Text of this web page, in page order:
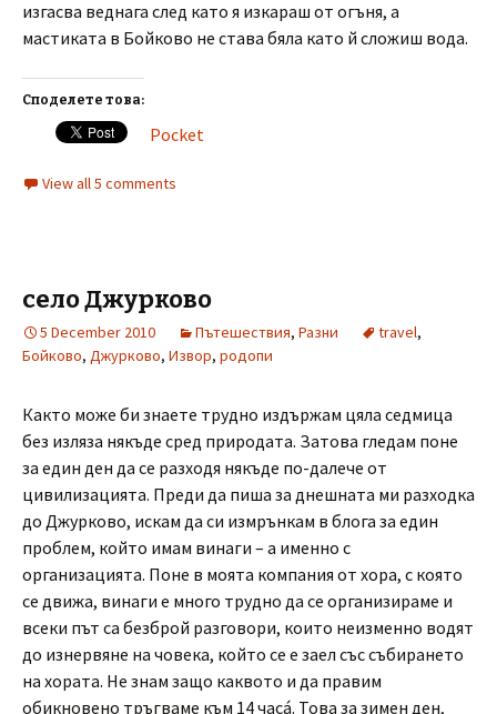
изгасва веднага след като я изкараш от огъня, а
мастиката в Бойково не става бяла като й сложиш вода.
Споделете това:
Pocket
View all 5 comments
село Джурково
5 December 2010 Пътешествия, Разни travel,
Бойково, Джурково, Извор, родопи
Както може би знаете трудно издържам цяла седмица
без изляза някъде сред природата. Затова гледам поне
за един ден да се разходя някъде по-далече от
цивилизацията. Преди да пиша за днешната ми разходка
до Джурково, искам да си измрънкам в блога за един
проблем, който имам винаги – а именно с
организацията. Поне в моята компания от хора, с която
се движа, винаги е много трудно да се организираме и
всеки път са безброй разговори, които неизменно водят
до изнервяне на човека, който се е заел със събирането
на хората. Не знам защо каквото и да правим
обикновено тръгваме към 14 часá. Това за зимен ден,